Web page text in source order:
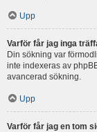
Upp
Varför får jag inga
Din sökning var
inte indexeras av
avancerad sökning.
Upp
Varför får jag en tom